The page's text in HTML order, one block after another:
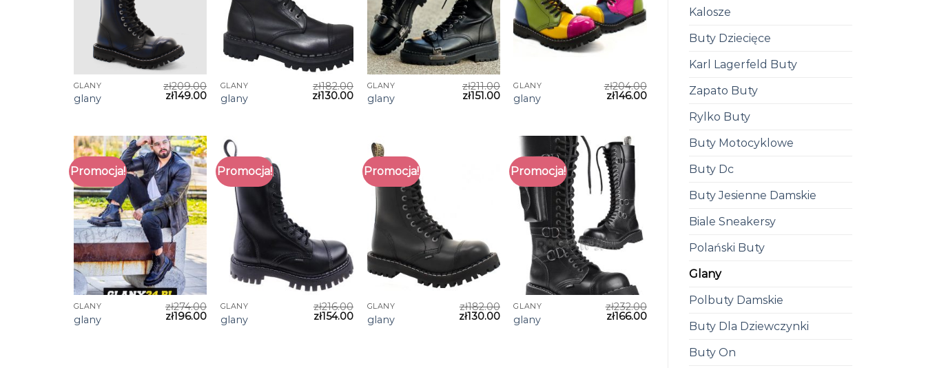
Kalosze
Buty Dziecięce
Karl Lagerfeld Buty
Zapato Buty
Rylko Buty
Buty Motocyklowe
Buty Dc
Buty Jesienne Damskie
Biale Sneakersy
Polański Buty
Glany
Polbuty Damskie
Buty Dla Dziewczynki
Buty On
GLANY
glany
zł209.00
zł149.00
GLANY
glany
zł182.00
zł130.00
GLANY
glany
zł211.00
zł151.00
GLANY
glany
zł204.00
zł146.00
Promocja!
GLANY
glany
zł274.00
zł196.00
Promocja!
GLANY
glany
zł216.00
zł154.00
Promocja!
GLANY
glany
zł182.00
zł130.00
Promocja!
GLANY
glany
zł232.00
zł166.00